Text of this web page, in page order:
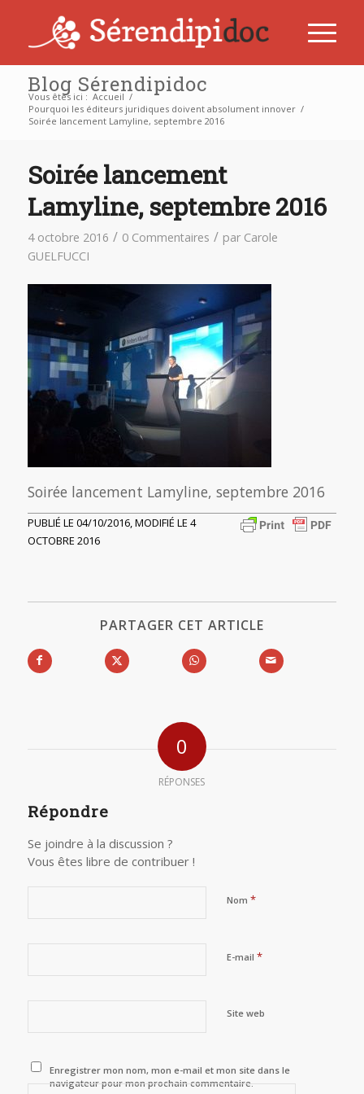
Blog Sérendipidoc
Vous êtes ici : Accueil /
Pourquoi les éditeurs juridiques doivent absolument innover /
Soirée lancement Lamyline, septembre 2016
Soirée lancement
Lamyline, septembre 2016
4 octobre 2016 / 0 Commentaires / par Carole
GUELFUCCI
Soirée lancement Lamyline, septembre 2016
PUBLIÉ LE 04/10/2016, MODIFIÉ LE 4
OCTOBRE 2016
PARTAGER CET ARTICLE
0
RÉPONSES
Répondre
Se joindre à la discussion ?
Vous êtes libre de contribuer !
Nom *
E-mail *
Site web
Enregistrer mon nom, mon e-mail et mon site dans le
navigateur pour mon prochain commentaire.